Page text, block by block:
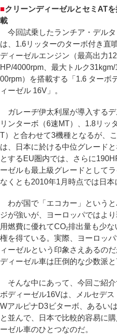
■クリーンディーゼルとセミATを
載
今回試乗したランチア・デルタ
は、1.6リッターのターボ付き直
ディーゼルエンジン（最高出力
HP/4000rpm、最大トルク31kgm/
00rpm）を搭載する「1.6 ターボ
ィーゼル 16V」。
ガレーヂ伊太利屋が導入する
リンターボ（6速MT）、1.8リッ
T）と合わせて3機種となるが、
は、日本に於ける中位グレード
とするEU圏内では、さらに
ーゼルも最上級グレードとして
なくとも2010年1月時点では日本
わが国で「エコカー」という
ジが強いが、ヨーロッパではよ
用燃費に優れてCO2排出量も少な
権を得ている。実際、ヨーロッ
ィーゼルという印象さえあるの
ディーゼル車は圧倒的な少数派と
そんな中にあって、今回ご紹
ボディーゼル16Vは、メルセデ
WアルピナD3ビターボ、あるい
と並んで、日本で比較的容易に
ーゼル車のひとつなのだ。